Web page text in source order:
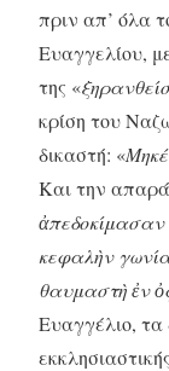
πριν απ’ όλα
Ευαγγελίου,
της «
κρίση του
δικαστή: «
Και την
ἀπεδοκίμασαν
κεφαλὴν
θαυμαστὴἐνὀ
Ευαγγέλιο,